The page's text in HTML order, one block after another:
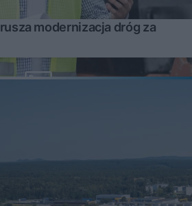
modernizacja dróg za